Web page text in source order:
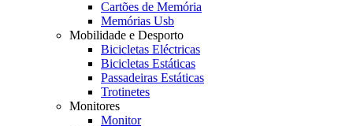
Cartões de Memória
Memórias Usb
Mobilidade e Desporto
Bicicletas Eléctricas
Bicicletas Estáticas
Passadeiras Estáticas
Trotinetes
Monitores
Monitor